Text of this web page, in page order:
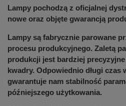
Lampy pochodzą z oficjalnej
nowe oraz objęte gwarancją
Lampy są fabrycznie parowane
procesu produkcyjnego. Zaletą
produkcji jest bardziej
kwadry. Odpowiednio długi czas
gwarantuje nam stabilność
późniejszego użytkowania.